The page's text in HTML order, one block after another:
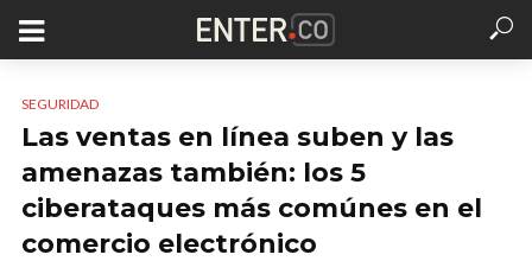
SEGURIDAD
Las ventas en línea suben y las
amenazas también: los 5
ciberataques más comúnes en el
comercio electrónico